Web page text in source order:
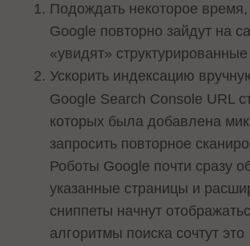
Подождать некоторое
Google повторно зайдут на
«увидят»
Ускорить индексацию
Google Search Console URL
которых была добавлена
запросить повторное
Роботы Google почти сразу
указанные страницы и
сниппеты начнут
алгоритмы поиска сочтут это